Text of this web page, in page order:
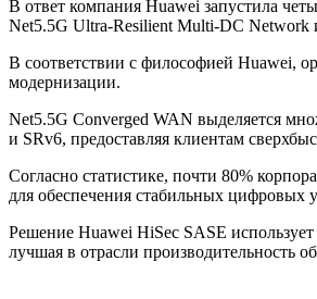
В ответ компания Huawei запустила
Net5.5G Ultra-Resilient Multi-DC Network
В соответствии с философией Huawei,
модернизации.
Net5.5G Converged WAN выделяется
и SRv6, предоставляя клиентам
Согласно статистике, почти 80%
для обеспечения стабильных
Решение Huawei HiSec SASE
лучшая в отрасли производительность